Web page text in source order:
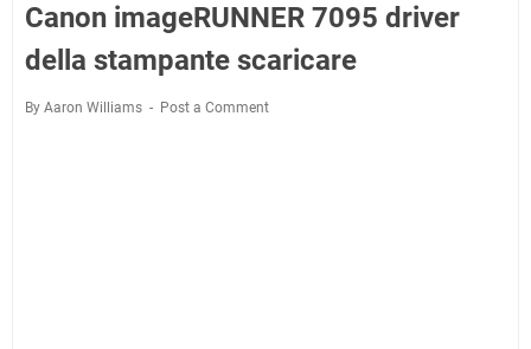
Canon imageRUNNER 7095 driver
della stampante scaricare
By Aaron Williams Post a Comment